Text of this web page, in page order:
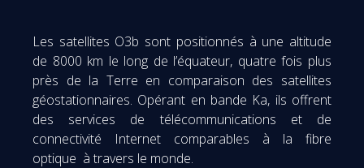
Les satellites O3b sont positionnés à une altitude
de 8000 km le long de l’équateur, quatre fois plus
près de la Terre en comparaison des satellites
géostationnaires. Opérant en bande Ka, ils offrent
des services de télécommunications et de
connectivité Internet comparables à la fibre
optique à travers le monde.